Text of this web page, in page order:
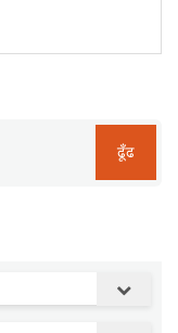
ढूँढ